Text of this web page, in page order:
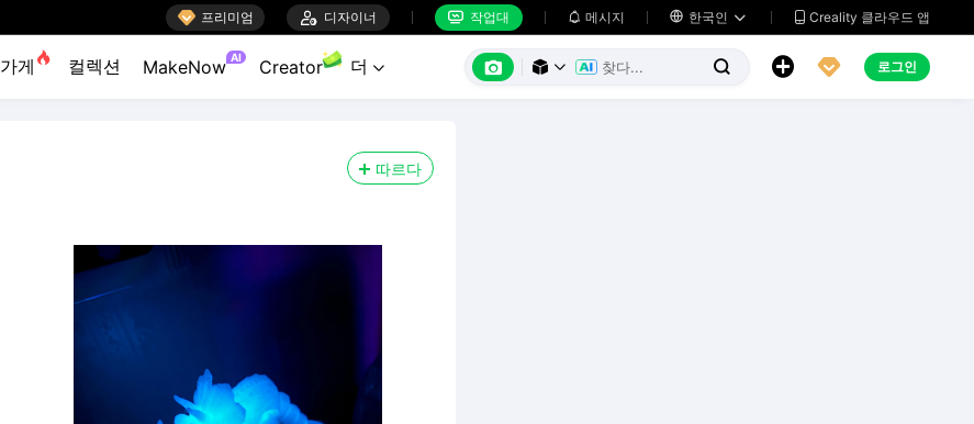
 프리미엄  디자이너  작업대  메시지  한국인   Creality 클라우드 앱
가게  컬렉션 MakeNow AI Creator 더        로그인
따르다